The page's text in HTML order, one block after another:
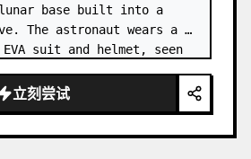
lunar base built into a
The astronaut wears a
EVA suit and helmet, seen
立刻尝试